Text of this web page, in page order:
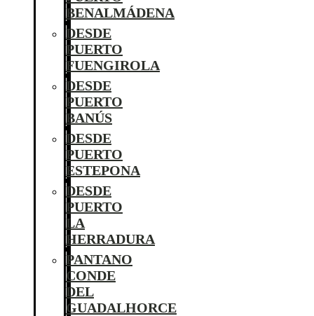
BENALMÁDENA
DESDE
PUERTO
FUENGIROLA
DESDE
PUERTO
BANÚS
DESDE
PUERTO
ESTEPONA
DESDE
PUERTO
LA
HERRADURA
PANTANO
CONDE
DEL
GUADALHORCE